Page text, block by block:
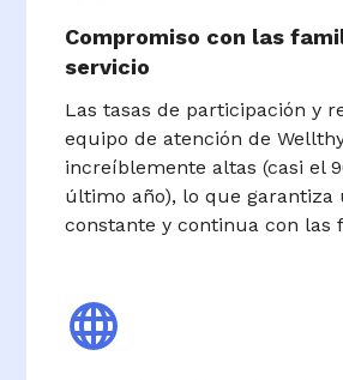
Compromiso con las
servicio
Las tasas de participación y
equipo de atención de
increíblemente altas (casi el
último año), lo que garantiza
constante y continua con las